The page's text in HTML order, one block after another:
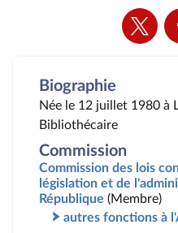
Voir
la
Biographie
Née le 12 juillet 1980 à
Bibliothécaire
Commission
Commission des lois
législation et de
République (Membre)
autres fonctions à